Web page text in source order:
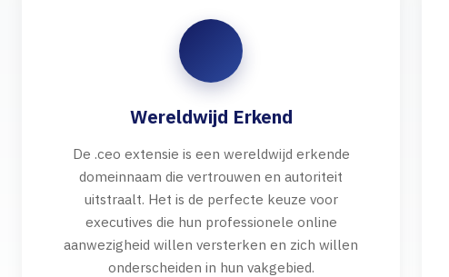
Wereldwijd Erkend
De .ceo extensie is een wereldwijd erkende
domeinnaam die vertrouwen en autoriteit
uitstraalt. Het is de perfecte keuze voor
executives die hun professionele online
aanwezigheid willen versterken en zich willen
onderscheiden in hun vakgebied.